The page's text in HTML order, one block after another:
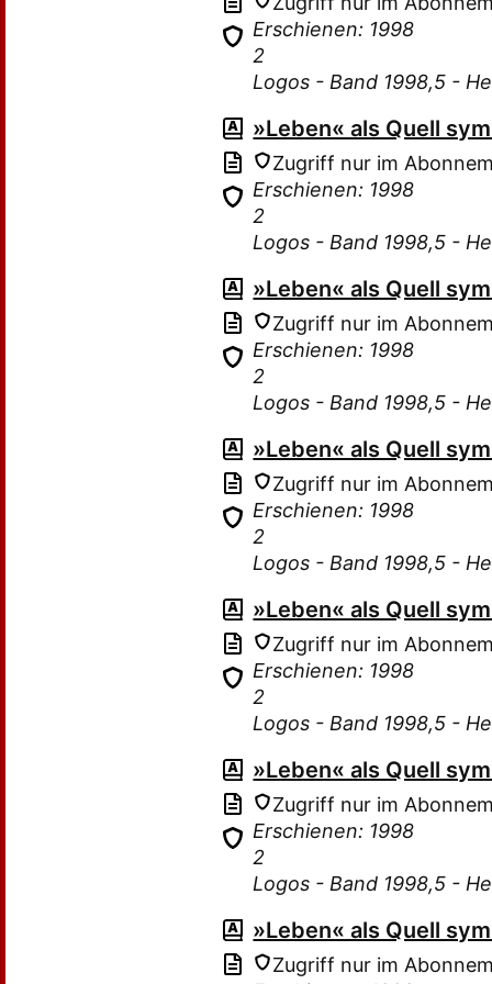
Erschienen: 1998
2
Logos - Band 1998,5 -
»Leben« als Quell
Zugriff nur im
Erschienen: 1998
2
Logos - Band 1998,5 -
»Leben« als Quell
Zugriff nur im
Erschienen: 1998
2
Logos - Band 1998,5 -
»Leben« als Quell
Zugriff nur im
Erschienen: 1998
2
Logos - Band 1998,5 -
»Leben« als Quell
Zugriff nur im
Erschienen: 1998
2
Logos - Band 1998,5 -
»Leben« als Quell
Zugriff nur im
Erschienen: 1998
2
Logos - Band 1998,5 -
»Leben« als Quell
Zugriff nur im